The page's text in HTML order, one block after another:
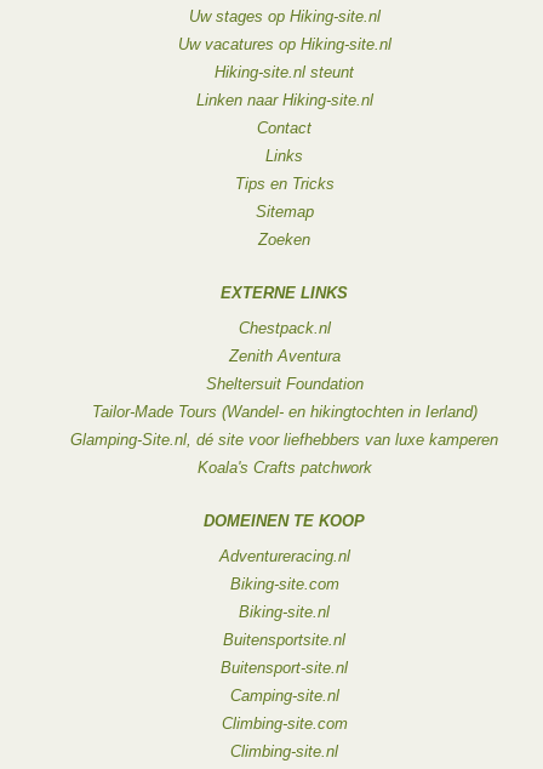
Uw stages op Hiking-site.nl
Uw vacatures op Hiking-site.nl
Hiking-site.nl steunt
Linken naar Hiking-site.nl
Contact
Links
Tips en Tricks
Sitemap
Zoeken
EXTERNE LINKS
Chestpack.nl
Zenith Aventura
Sheltersuit Foundation
Tailor-Made Tours (Wandel- en hikingtochten in Ierland)
Glamping-Site.nl, dé site voor liefhebbers van luxe kamperen
Koala's Crafts patchwork
DOMEINEN TE KOOP
Adventureracing.nl
Biking-site.com
Biking-site.nl
Buitensportsite.nl
Buitensport-site.nl
Camping-site.nl
Climbing-site.com
Climbing-site.nl